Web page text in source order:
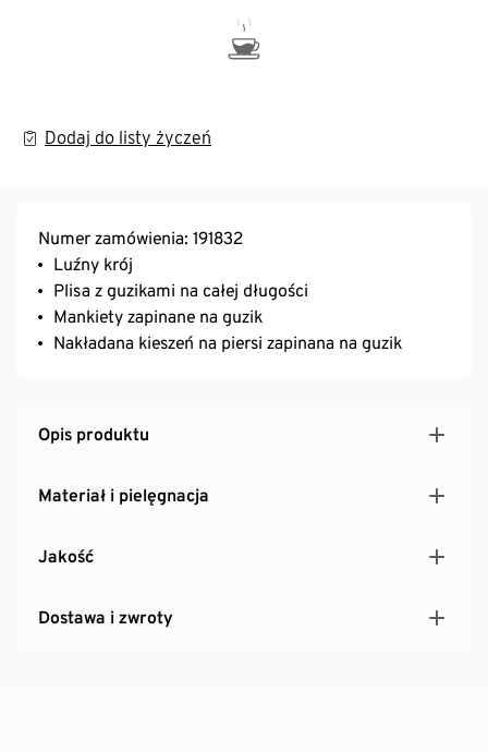
Dodaj do listy życzeń
Numer zamówienia: 191832
Luźny krój
Plisa z guzikami na całej długości
Mankiety zapinane na guzik
Nakładana kieszeń na piersi zapinana na guzik
Opis produktu
Materiał i pielęgnacja
Jakość
Dostawa i zwroty